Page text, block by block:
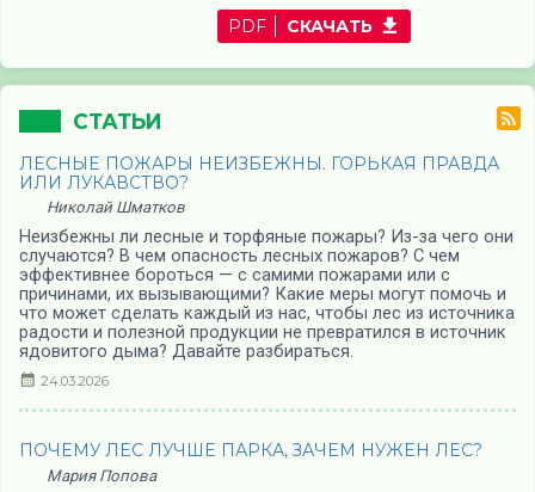
PDF СКАЧАТЬ
СТАТЬИ
ЛЕСНЫЕ ПОЖАРЫ НЕИЗБЕЖНЫ. ГОРЬКАЯ ПРАВДА
ИЛИ ЛУКАВСТВО?
Николай Шматков
Неизбежны ли лесные и торфяные пожары? Из-за чего они
случаются? В чем опасность лесных пожаров? С чем
эффективнее бороться — с самими пожарами или с
причинами, их вызывающими? Какие меры могут помочь и
что может сделать каждый из нас, чтобы лес из источника
радости и полезной продукции не превратился в источник
ядовитого дыма? Давайте разбираться.
24.03.2026
ПОЧЕМУ ЛЕС ЛУЧШЕ ПАРКА, ЗАЧЕМ НУЖЕН ЛЕС?
Мария Попова